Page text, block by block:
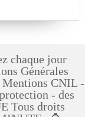
chaque jour
Générales
CNIL -
- des
Tous droits